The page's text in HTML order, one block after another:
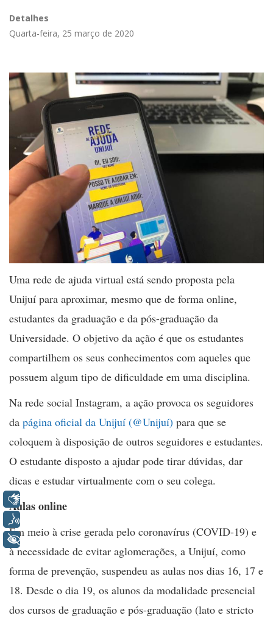
Detalhes
Quarta-feira, 25 março de 2020
Uma rede de ajuda virtual está sendo proposta pela
Unijuí para aproximar, mesmo que de forma online,
estudantes da graduação e da pós-graduação da
Universidade. O objetivo da ação é que os estudantes
compartilhem os seus conhecimentos com aqueles que
possuem algum tipo de dificuldade em uma disciplina.
Na rede social Instagram, a ação provoca os seguidores
da página oficial da Unijuí (@Unijuí) para que se
coloquem à disposição de outros seguidores e estudantes.
O estudante disposto a ajudar pode tirar dúvidas, dar
dicas e estudar virtualmente com o seu colega.
Aulas online
Em meio à crise gerada pelo coronavírus (COVID-19) e
à necessidade de evitar aglomerações, a Unijuí, como
forma de prevenção, suspendeu as aulas nos dias 16, 17 e
18. Desde o dia 19, os alunos da modalidade presencial
dos cursos de graduação e pós-graduação (lato e stricto
Libras
+ Acessibilidade